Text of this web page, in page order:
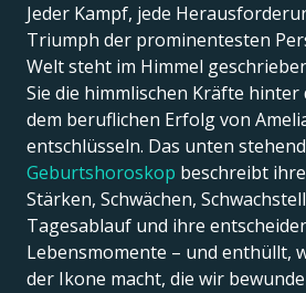
Jeder Kampf, jede
Triumph der prominentesten
Welt steht im Himmel
Sie die himmlischen Kräfte hinter
dem beruflichen Erfolg von
entschlüsseln. Das unten
Geburtshoroskop beschreibt
Stärken, Schwächen,
Tagesablauf und ihre
Lebensmomente – und enthüllt,
der Ikone macht, die wir